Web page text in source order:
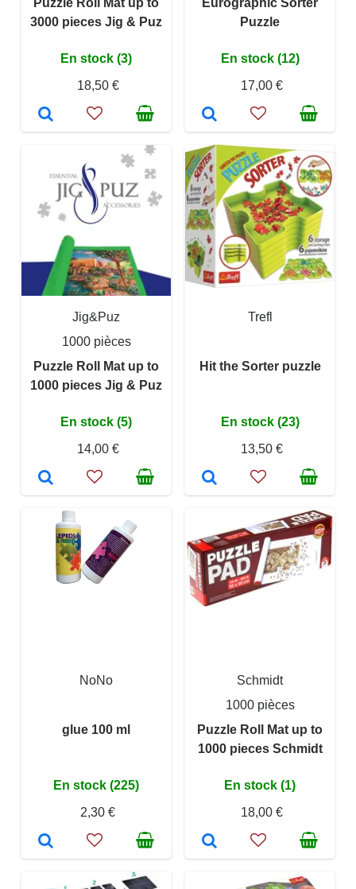
Puzzle Roll Mat up to
3000 pieces Jig & Puz
En stock (3)
18,50 €
Eurographic Sorter
Puzzle
En stock (12)
17,00 €
Jig&Puz
1000 pièces
Puzzle Roll Mat up to
1000 pieces Jig & Puz
En stock (5)
14,00 €
Trefl
Hit the Sorter puzzle
En stock (23)
13,50 €
NoNo
glue 100 ml
En stock (225)
2,30 €
Schmidt
1000 pièces
Puzzle Roll Mat up to
1000 pieces Schmidt
En stock (1)
18,00 €